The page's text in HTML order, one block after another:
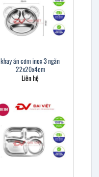
khay ăn cơm inox 3 ngăn
22x20x4cm
Liên hệ